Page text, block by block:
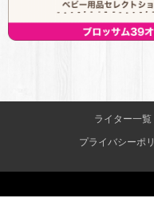
ライター一覧
プライバシーポ